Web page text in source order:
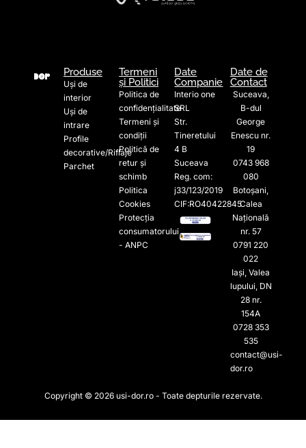
Produse
Uși de
interior
Uși de
intrare
Profile
decorative/Riflaje
Parchet
Termeni
și Politici
Politica de
confidențialitate
Termeni și
condiții
Politică de
retur și
schimb
Politica
Cookies
Protecția
consumatorului
- ANPC
Date
Companie
Interio one
SRL
Str.
Tineretului
4 B
Suceava
Reg. com:
j33/123/2019
CIF:RO40422845
Date de
Contact
Suceava,
B-dul
George
Enescu nr.
19
0743 968
080
Botoșani,
Calea
Națională
nr. 57
0791 220
022​
Iași, Valea
lupului, DN
28 nr.
154A
0728 353
535​
contact@usi-
dor.ro
Copyright © 2026 usi-dor.ro - Toate depturile rezervate.